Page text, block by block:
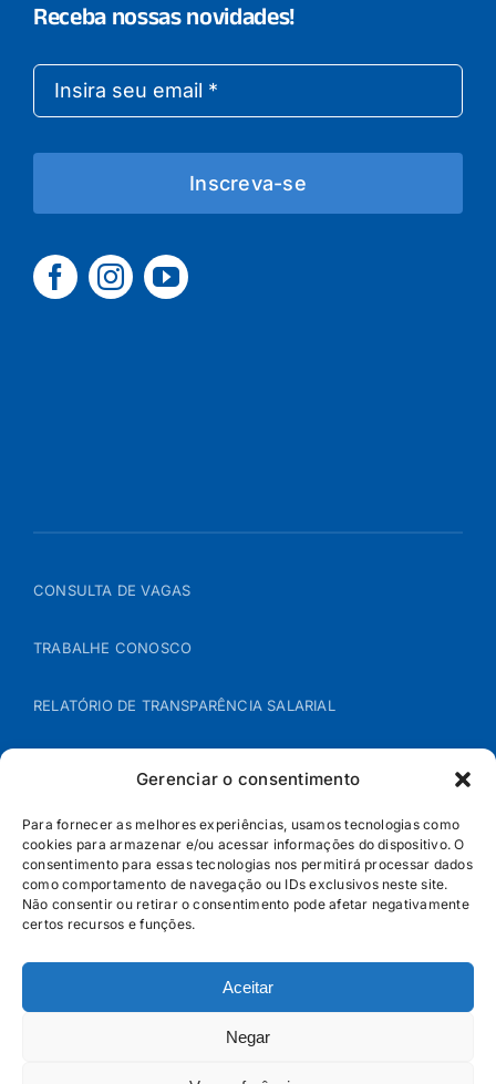
Gerenciar o consentimento
Para fornecer as melhores experiências, usamos tecnologias como
cookies para armazenar e/ou acessar informações do dispositivo. O
consentimento para essas tecnologias nos permitirá processar dados
como comportamento de navegação ou IDs exclusivos neste site.
Não consentir ou retirar o consentimento pode afetar negativamente
certos recursos e funções.
Aceitar
Negar
Receba nossas novidades!
Inscreva-se
CONSULTA DE VAGAS
TRABALHE CONOSCO
RELATÓRIO DE TRANSPARÊNCIA SALARIAL
POLÍTICA DE COOKIES
POLÍTICA DE PRIVACIDADE